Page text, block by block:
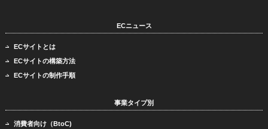
ECニュース
ECサイトとは
ECサイトの構築方法
ECサイトの制作手順
事業タイプ別
消費者向け（BtoC)